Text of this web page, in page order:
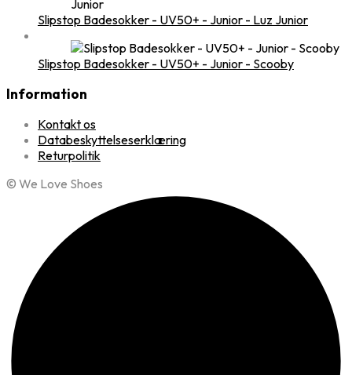
Slipstop Badesokker - UV50+ - Junior - Luz Junior
Slipstop Badesokker - UV50+ - Junior - Scooby
Information
Kontakt os
Databeskyttelseserklæring
Returpolitik
© We Love Shoes